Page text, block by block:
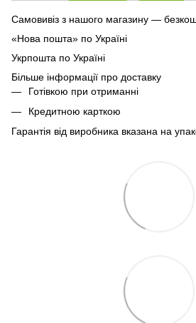
Самовивіз з нашого магазину —
«Нова пошта» по Україні
Укрпошта по Україні
Більше інформації про доставку
Готівкою при отриманні
Кредитною карткою
Гарантія від виробника вказана на